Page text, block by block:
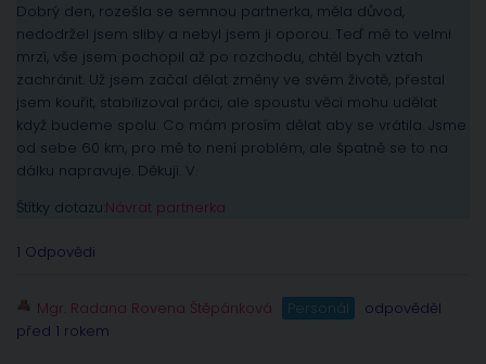
Dobrý den, rozešla se semnou partnerka, měla důvod,
nedodržel jsem sliby a nebyl jsem ji oporou. Teď mě to velmi
mrzí, vše jsem pochopil až po rozchodu, chtěl bych vztah
zachránit. Už jsem začal dělat změny ve svém životě, přestal
jsem kouřit, stabilizoval práci, ale spoustu věcí mohu udělat
když budeme spolu. Co mám prosím dělat aby se vrátila. Jsme
od sebe 60 km, pro mě to není problém, ale špatně se to na
dálku napravuje. Děkuji. V.
Štítky dotazu: Návrat partnerka
1 Odpovědi
Mgr. Radana Rovena Štěpánková Personál
odpověděl
před 1 rokem